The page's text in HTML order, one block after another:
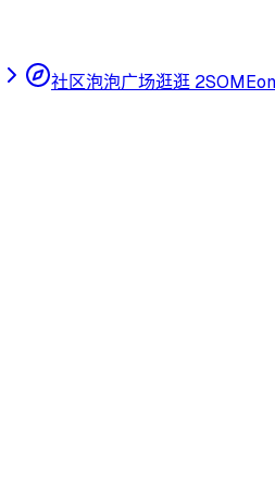
社区泡泡广场逛逛